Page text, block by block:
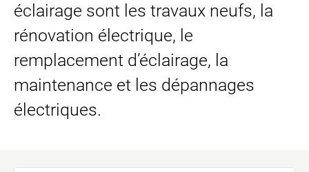
éclairage sont les travaux neufs, la
rénovation électrique, le
remplacement d’éclairage, la
maintenance et les dépannages
électriques.